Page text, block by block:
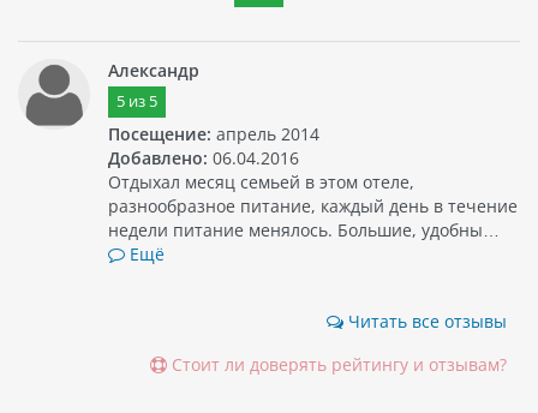
Александр
5из 5
Посещение: апрель 2014
Добавлено: 06.04.2016
Отдыхал месяц семьей в этом отеле,
разнообразное питание, каждый день в течение
недели питание менялось. Большие, удобны…
Ещё
Читать все отзывы
Стоит ли доверять рейтингу и отзывам?